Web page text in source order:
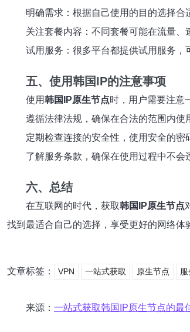
明确需求：根据自己使用的目的选择合
关注套餐内容：不同套餐可能在流量、
试用服务：很多平台都提供试用服务，
五、使用韩国IP的注意事项
使用韩国IP原生节点时，用户需要注意
遵循法律法规，确保在合法的范围内使
定期检查连接的安全性，使用安全的密
了解服务条款，确保在使用过程中不会
六、总结
在互联网的时代，获取韩国IP原生节点
找到最适合自己的选择，享受更好的网络体
文章标签： VPN 一站式获取 原生节点 服
来源： 一站式获取韩国IP原生节点的最